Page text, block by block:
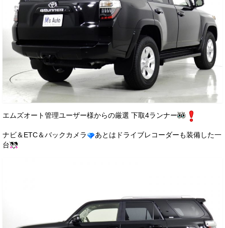
エムズオート管理ユーザー様からの厳選 下取4ランナー
ナビ＆ETC＆バックカメラ
あとはドライブレコーダーも装備した一
台